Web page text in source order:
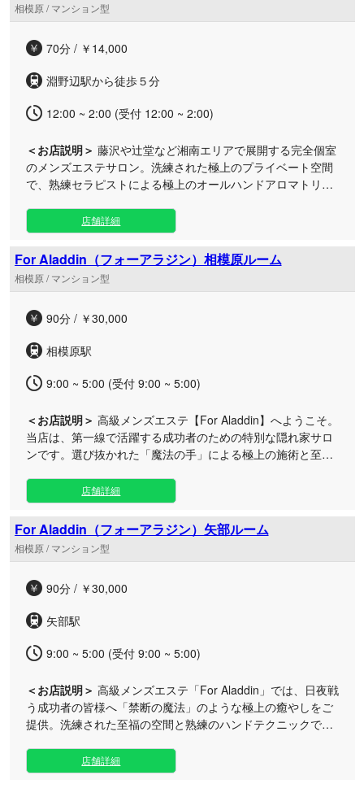
トリートメントで優しく解きほぐします。丁寧な施術の後に
す。 私たちは、頑張る貴方がいつでも羽を伸ばしてホッと一
い」の言葉とともに、貴方のお帰りを心よりお待ちしており
ます。
相模原 / マンション型
70分 / ￥14,000
淵野辺駅から徒歩５分
12:00 ~ 2:00 (受付 12:00 ~ 2:00)
＜お店説明＞ 藤沢や辻堂など湘南エリアで展開する完全個室
のメンズエステサロン。洗練された極上のプライベート空間
で、熟練セラピストによる極上のオールハンドアロマトリー
のビジネスや人間関係による緊張を解きほぐし、心身ともに
心からリラックスしていただける贅沢な環境を大切にしてい
ます。心地よいアロマの香りと温もりあふれる丁寧な手技に
包まれながら、日常から離れた特別なリラクゼーションをご
体感ください。 また、施術だけでなく空間づくりにも徹底し
原・淵野辺の各ルームは、それぞれ異なる洗練された魅力を
底した衛生管理を維持しています。 忙しい毎日のなかで、ほ
んの少しだけ自分自身を大切にする特別な時間。湘南エリア
で上質なメンズエステやアロママッサージをお探しの際は、
供いたします。
店舗詳細
For Aladdin（フォーアラジン）相模原ルーム
相模原 / マンション型
90分 / ￥30,000
相模原駅
9:00 ~ 5:00 (受付 9:00 ~ 5:00)
＜お店説明＞ 高級メンズエステ【For Aladdin】へようこそ。
当店は、第一線で活躍する成功者のための特別な隠れ家サロ
ンです。選び抜かれた「魔法の手」による極上の施術と至福
解放されるラグジュアリーなプライベート空間で、五感を満
たす究極のおもてなしをご提供いたします。 当店が誇る至高
のトリートメント（90分30,000円）は、細やかなアプローチ
で凝り固まった体と心をときほぐし、これまでにない驚きと
感動をもたらします。まるで魔法にかかったかのような極上
気持ちをワシヅカミにすることでしょう。 自分への最高のご
い。洗練されたセラピストが、皆様のご来店を心よりお待ち
しております。
店舗詳細
For Aladdin（フォーアラジン）矢部ルーム
相模原 / マンション型
90分 / ￥30,000
矢部駅
9:00 ~ 5:00 (受付 9:00 ~ 5:00)
＜お店説明＞ 高級メンズエステ「For Aladdin」では、日夜戦
う成功者の皆様へ「禁断の魔法」のような極上の癒やしをご
提供。洗練された至福の空間と熟練のハンドテクニックで、
切り離されたラグジュアリーなプライベート空間で、五感を
満たす特別なおもてなしをご堪能ください。 当サロンが誇る
店舗詳細